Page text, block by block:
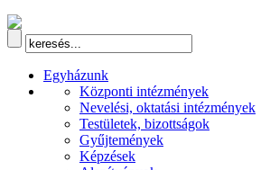
Egyházunk
Központi intézmények
Nevelési, oktatási intézmények
Testületek, bizottságok
Gyűjtemények
Képzések